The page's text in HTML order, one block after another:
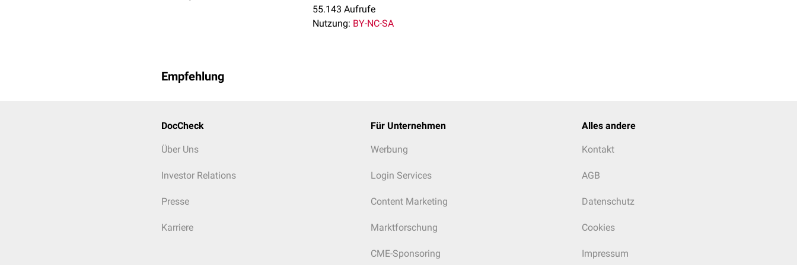
55.143 Aufrufe
Nutzung: BY-NC-SA
Empfehlung
DocCheck
Über Uns
Investor Relations
Presse
Karriere
Für Unternehmen
Werbung
Login Services
Content Marketing
Marktforschung
CME-Sponsoring
Alles andere
Kontakt
AGB
Datenschutz
Cookies
Impressum